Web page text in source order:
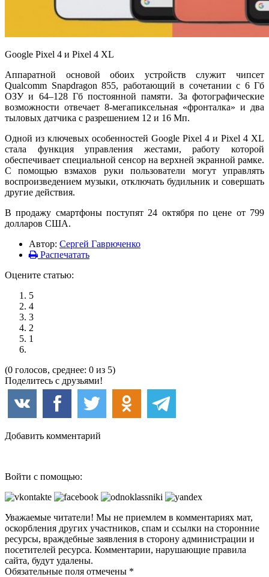
Google Pixel 4 и Pixel 4 XL
Аппаратной основой обоих устройств служит чипсет
Qualcomm Snapdragon 855, работающий в сочетании с 6 Гб
ОЗУ и 64–128 Гб постоянной памяти. За фотографические
возможности отвечает 8-мегапиксельная «фронталка» и два
тыловых датчика с разрешением 12 и 16 Мп.
Одной из ключевых особенностей Google Pixel 4 и Pixel 4 XL
стала функция управления жестами, работу которой
обеспечивает специальной сенсор на верхней экранной рамке.
С помощью взмахов руки пользователи могут управлять
воспроизведением музыки, отключать будильник и совершать
другие действия.
В продажу смартфоны поступят 24 октября по цене от 799
долларов США.
Автор: Сергей Гаврюченко
Распечатать
Оцените статью:
5
4
3
2
1
(0 голосов, среднее: 0 из 5)
Поделитесь с друзьями!
Добавить комментарий
Войти с помощью:
Уважаемые читатели! Мы не приемлем в комментариях мат,
оскорбления других участников, спам и ссылки на сторонние
ресурсы, враждебные заявления в сторону администрации и
посетителей ресурса. Комментарии, нарушающие правила
сайта, будут удалены.
Обязательные поля отмечены *